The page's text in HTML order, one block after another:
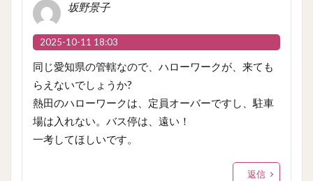
坂野景子
2025-10-11 18:03
同じ愛知県の管轄なので、ハローワークが、来ても
らえないでしょうか?
熱田のハローワークは、定員オーバーですし、駐車
場は入れない。バス停は、遠い！
一考してほしいです。
返信